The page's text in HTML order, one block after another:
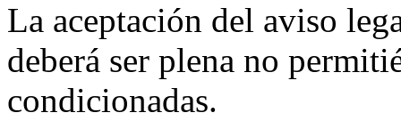
La aceptación del aviso
deberá ser plena no
condicionadas.